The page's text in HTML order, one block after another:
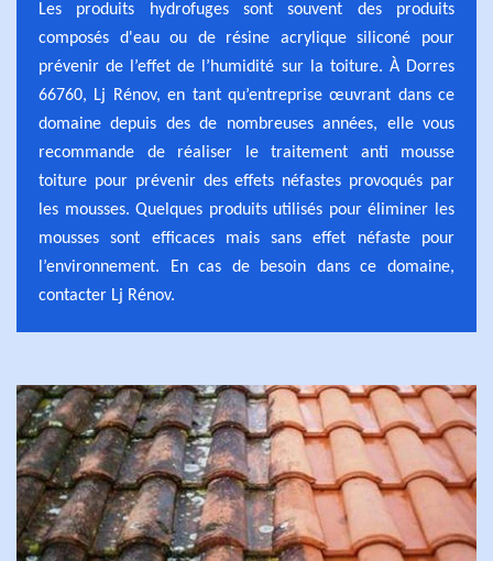
Les produits hydrofuges sont souvent des produits
composés d'eau ou de résine acrylique siliconé pour
prévenir de l’effet de l’humidité sur la toiture. À Dorres
66760, Lj Rénov, en tant qu’entreprise œuvrant dans ce
domaine depuis des de nombreuses années, elle vous
recommande de réaliser le traitement anti mousse
toiture pour prévenir des effets néfastes provoqués par
les mousses. Quelques produits utilisés pour éliminer les
mousses sont efficaces mais sans effet néfaste pour
l’environnement. En cas de besoin dans ce domaine,
contacter Lj Rénov.